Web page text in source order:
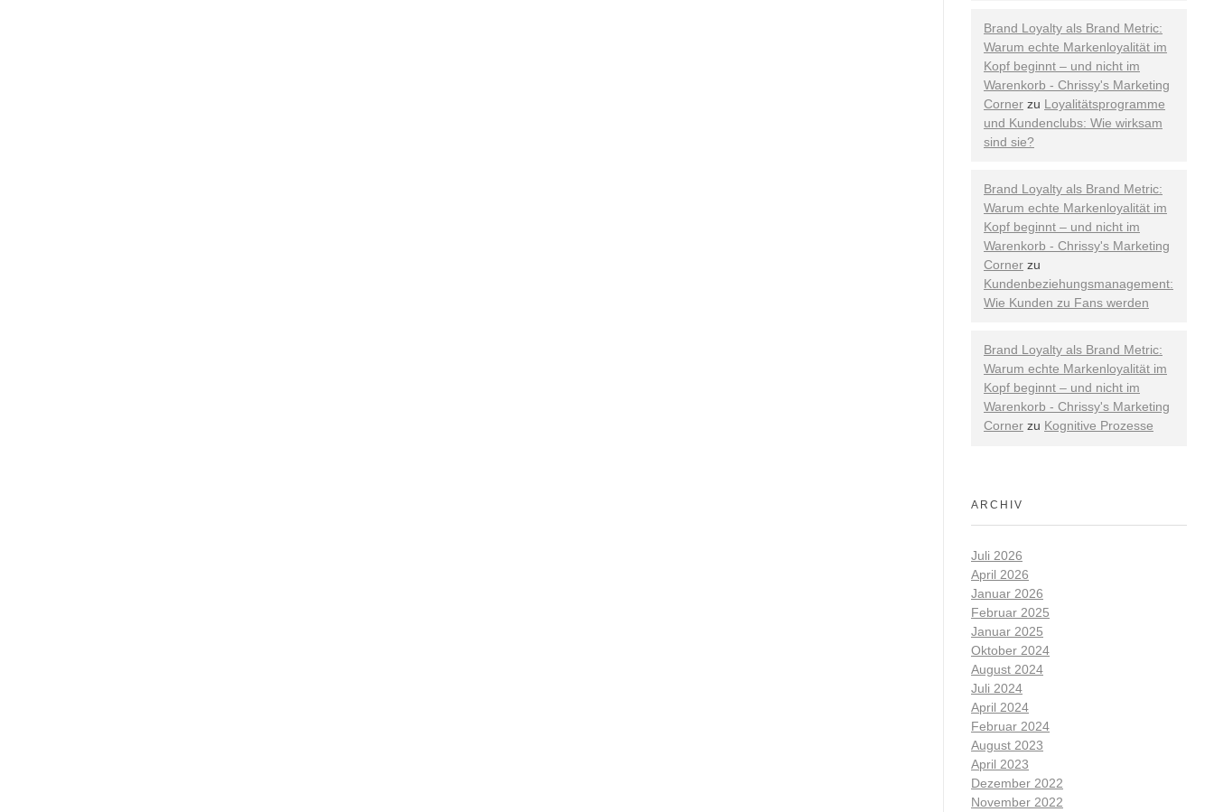
Brand Loyalty als Brand Metric:
Warum echte Markenloyalität im
Kopf beginnt – und nicht im
Warenkorb - Chrissy's Marketing
Corner zu Loyalitätsprogramme
und Kundenclubs: Wie wirksam
sind sie?
Brand Loyalty als Brand Metric:
Warum echte Markenloyalität im
Kopf beginnt – und nicht im
Warenkorb - Chrissy's Marketing
Corner zu
Kundenbeziehungsmanagement:
Wie Kunden zu Fans werden
Brand Loyalty als Brand Metric:
Warum echte Markenloyalität im
Kopf beginnt – und nicht im
Warenkorb - Chrissy's Marketing
Corner zu Kognitive Prozesse
ARCHIV
Juli 2026
April 2026
Januar 2026
Februar 2025
Januar 2025
Oktober 2024
August 2024
Juli 2024
April 2024
Februar 2024
August 2023
April 2023
Dezember 2022
November 2022